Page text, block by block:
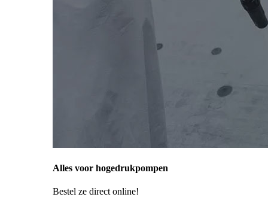
Alles voor hogedrukpompen
Bestel ze direct online!